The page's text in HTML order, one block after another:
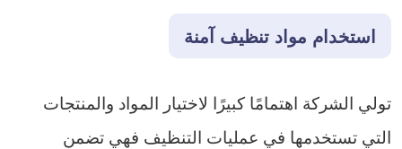
استخدام مواد تنظيف آمنة
تولي الشركة اهتمامًا كبيرًا لاختيار المواد والمنتجات
التي تستخدمها في عمليات التنظيف فهي تضمن